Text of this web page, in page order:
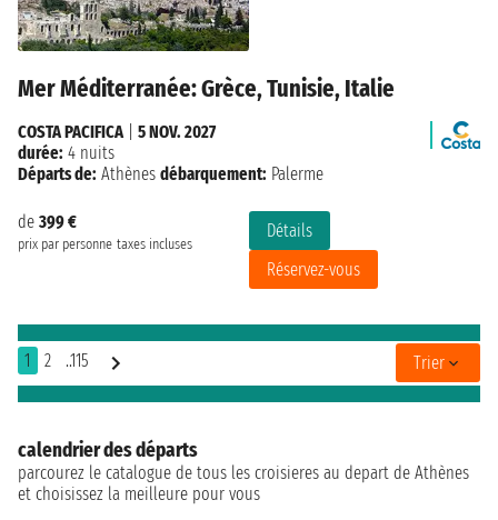
Mer Méditerranée: Grèce, Tunisie, Italie
de 399 €
prix par personne taxes incluses
Détails
Réservez-vous
COSTA PACIFICA
5 NOV. 2027
durée: 4 nuits
Départs de: Athènes débarquement: Palerme
1 2 ..115 Trier
calendrier des départs
parcourez le catalogue de tous les croisieres au depart de Athènes
et choisissez la meilleure pour vous